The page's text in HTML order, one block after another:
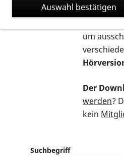
Auf
um
Der
werden?
kein
Suchbegriff
Auswahl bestätigen